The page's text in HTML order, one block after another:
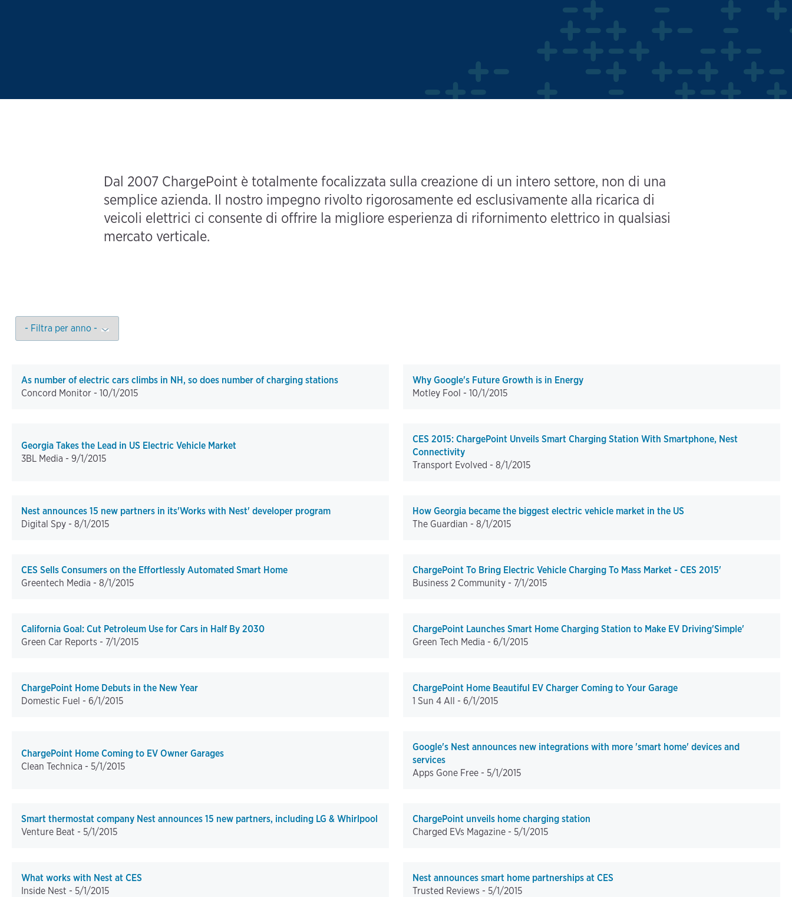
Dal 2007 ChargePoint è totalmente focalizzata sulla creazione di un intero settore, non di una
semplice azienda. Il nostro impegno rivolto rigorosamente ed esclusivamente alla ricarica di
veicoli elettrici ci consente di offrire la migliore esperienza di rifornimento elettrico in qualsiasi
mercato verticale.
As number of electric cars climbs in NH, so does number of charging stations
Concord Monitor - 10/1/2015
Why Google's Future Growth is in Energy
Motley Fool - 10/1/2015
Georgia Takes the Lead in US Electric Vehicle Market
3BL Media - 9/1/2015
CES 2015: ChargePoint Unveils Smart Charging Station With Smartphone, Nest
Connectivity
Transport Evolved - 8/1/2015
Nest announces 15 new partners in its'Works with Nest' developer program
Digital Spy - 8/1/2015
How Georgia became the biggest electric vehicle market in the US
The Guardian - 8/1/2015
CES Sells Consumers on the Effortlessly Automated Smart Home
Greentech Media - 8/1/2015
ChargePoint To Bring Electric Vehicle Charging To Mass Market - CES 2015'
Business 2 Community - 7/1/2015
California Goal: Cut Petroleum Use for Cars in Half By 2030
Green Car Reports - 7/1/2015
ChargePoint Launches Smart Home Charging Station to Make EV Driving'Simple'
Green Tech Media - 6/1/2015
ChargePoint Home Debuts in the New Year
Domestic Fuel - 6/1/2015
ChargePoint Home Beautiful EV Charger Coming to Your Garage
1 Sun 4 All - 6/1/2015
ChargePoint Home Coming to EV Owner Garages
Clean Technica - 5/1/2015
Google's Nest announces new integrations with more 'smart home' devices and
services
Apps Gone Free - 5/1/2015
Smart thermostat company Nest announces 15 new partners, including LG & Whirlpool
Venture Beat - 5/1/2015
ChargePoint unveils home charging station
Charged EVs Magazine - 5/1/2015
What works with Nest at CES
Inside Nest - 5/1/2015
Nest announces smart home partnerships at CES
Trusted Reviews - 5/1/2015